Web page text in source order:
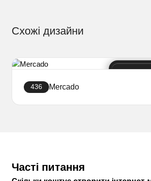
Схожі дизайни
436 Mercado
Часті питання